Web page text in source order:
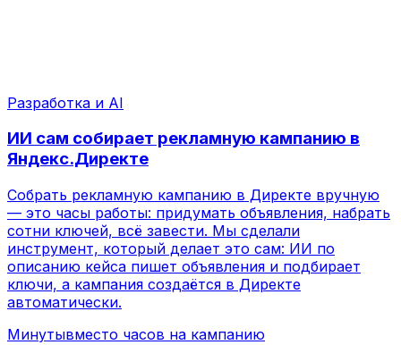
Минутывместо часов на кампанию